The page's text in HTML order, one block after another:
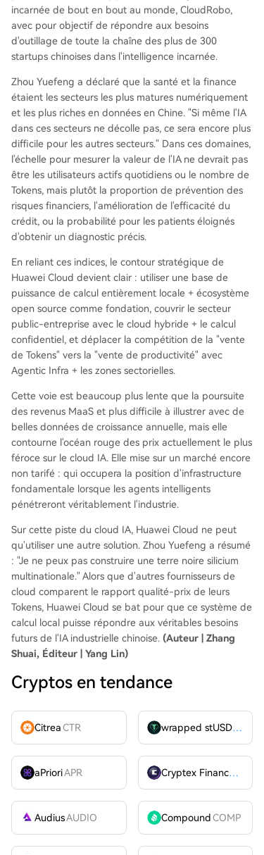
incarnée de bout en bout au monde, CloudRobo,
avec pour objectif de répondre aux besoins
d'outillage de toute la chaîne des plus de 300
startups chinoises dans l'intelligence incarnée.
Zhou Yuefeng a déclaré que la santé et la finance
étaient les secteurs les plus matures numériquement
et les plus riches en données en Chine. "Si même l'IA
dans ces secteurs ne décolle pas, ce sera encore plus
difficile pour les autres secteurs." Dans ces domaines,
l'échelle pour mesurer la valeur de l'IA ne devrait pas
être les utilisateurs actifs quotidiens ou le nombre de
Tokens, mais plutôt la proportion de prévention des
risques financiers, l'amélioration de l'efficacité du
crédit, ou la probabilité pour les patients éloignés
d'obtenir un diagnostic précis.
En reliant ces indices, le contour stratégique de
Huawei Cloud devient clair : utiliser une base de
puissance de calcul entièrement locale + écosystème
open source comme fondation, couvrir le secteur
public-entreprise avec le cloud hybride + le calcul
confidentiel, et déplacer la compétition de la "vente
de Tokens" vers la "vente de productivité" avec
Agentic Infra + les zones sectorielles.
Cette voie est beaucoup plus lente que la poursuite
des revenus MaaS et plus difficile à illustrer avec de
belles données de croissance annuelle, mais elle
contourne l'océan rouge des prix actuellement le plus
féroce sur le cloud IA. Elle mise sur un marché encore
non tarifé : qui occupera la position d'infrastructure
fondamentale lorsque les agents intelligents
pénétreront véritablement l'industrie.
Sur cette piste du cloud IA, Huawei Cloud ne peut
qu'utiliser une autre solution. Zhou Yuefeng a résumé
: "Je ne peux pas construire une terre noire silicium
multinationale." Alors que d'autres fournisseurs de
cloud comparent le rapport qualité-prix de leurs
Tokens, Huawei Cloud se bat pour que ce système de
calcul local puisse répondre aux véritables besoins
futurs de l'IA industrielle chinoise. (Auteur | Zhang
Shuai, Éditeur | Yang Lin)
Cryptos en tendance
CitreaCTR wrapped stUSDT
aPrioriAPR Cryptex FinanceCTX
AudiusAUDIO CompoundCOMP